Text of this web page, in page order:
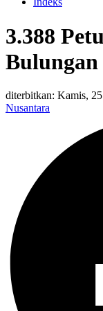
3.388
diterbitkan: Kamis,
Nusantara